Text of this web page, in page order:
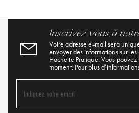
Inscrivez-vous à
Votre adresse e-mail sera
envoyer des informations sur
Hachette Pratique. Vous
moment. Pour plus
Indiquez votre email